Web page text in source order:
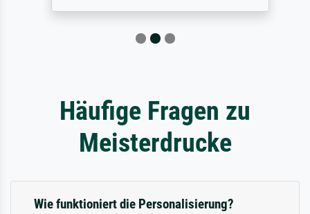
Häufige Fragen zu
Meisterdrucke
Wie funktioniert die Personalisierung?